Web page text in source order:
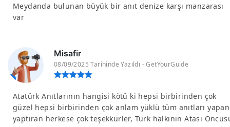
Meydanda bulunan büyük bir anıt denize karşı manzarası
var
Misafir
08/09/2025 Tarihinde Yazıldı - GetYourGuide
Atatürk Anıtlarının hangisi kötü ki hepsi birbirinden çok
güzel hepsi birbirinden çok anlam yüklü tüm anıtları yapan
yaptıran herkese çok teşekkürler, Türk halkının Atası